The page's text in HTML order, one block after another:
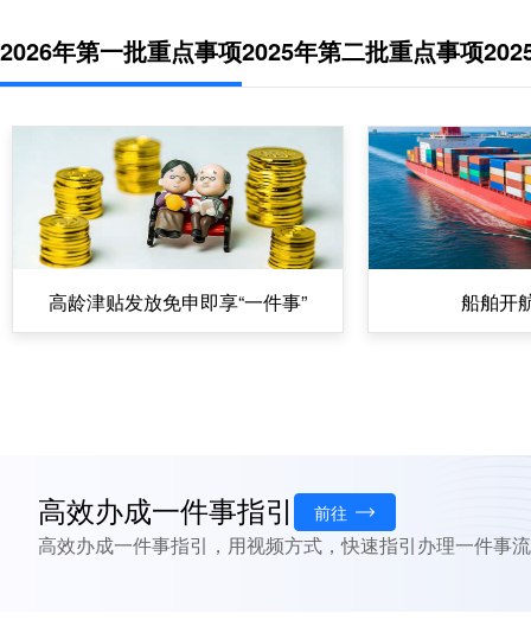
2026年第一批重点事项2025年第二批重点事项
置不动产转移登记“一件事” 举办体育赛事活动“一
高效办成一件事指引 前往
高效办成一件事指引，用视频方式，快速指引办理一件事